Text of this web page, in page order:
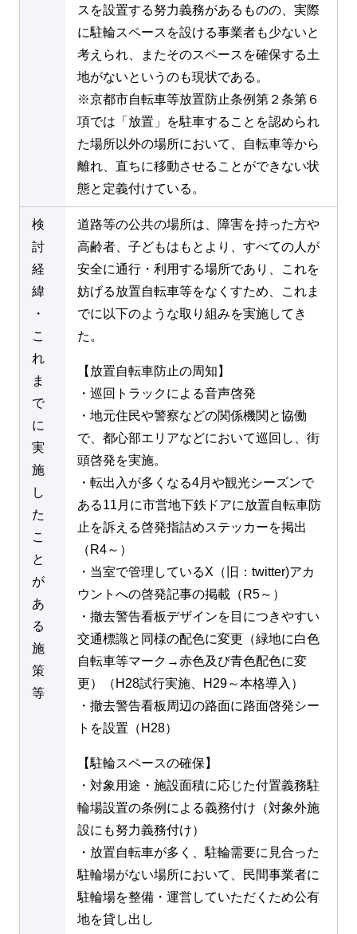
スを設置する努力義務があるものの、実際
に駐輪スペースを設ける事業者も少ないと
考えられ、またそのスペースを確保する土
地がないというのも現状である。
※京都市自転車等放置防止条例第２条第６
項では「放置」を駐車することを認められ
た場所以外の場所において、自転車等から
離れ、直ちに移動させることができない状
態と定義付けている。
検
討
経
緯
・
こ
れ
ま
で
に
実
施
し
た
こ
と
が
あ
る
施
策
等
道路等の公共の場所は、障害を持った方や
高齢者、子どもはもとより、すべての人が
安全に通行・利用する場所であり、これを
妨げる放置自転車等をなくすため、これま
でに以下のような取り組みを実施してき
た。
【放置自転車防止の周知】
・巡回トラックによる音声啓発
・地元住民や警察などの関係機関と協働
で、都心部エリアなどにおいて巡回し、街
頭啓発を実施。
・転出入が多くなる4月や観光シーズンで
ある11月に市営地下鉄ドアに放置自転車防
止を訴える啓発指詰めステッカーを掲出
（R4～）
・当室で管理しているX（旧：twitter)アカ
ウントへの啓発記事の掲載（R5～）
・撤去警告看板デザインを目につきやすい
交通標識と同様の配色に変更（緑地に白色
自転車等マーク→赤色及び青色配色に変
更）（H28試行実施、H29～本格導入）
・撤去警告看板周辺の路面に路面啓発シー
トを設置（H28）
【駐輪スペースの確保】
・対象用途・施設面積に応じた付置義務駐
輪場設置の条例による義務付け（対象外施
設にも努力義務付け）
・放置自転車が多く、駐輪需要に見合った
駐輪場がない場所において、民間事業者に
駐輪場を整備・運営していただくため公有
地を貸し出し